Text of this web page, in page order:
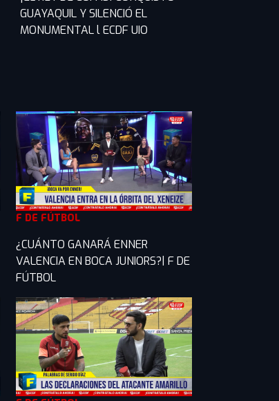
GUAYAQUIL Y SILENCIÓ EL
MONUMENTAL l ECDF UIO
F DE FÚTBOL
¿CUÁNTO GANARÁ ENNER
VALENCIA EN BOCA JUNIORS?| F DE
FÚTBOL